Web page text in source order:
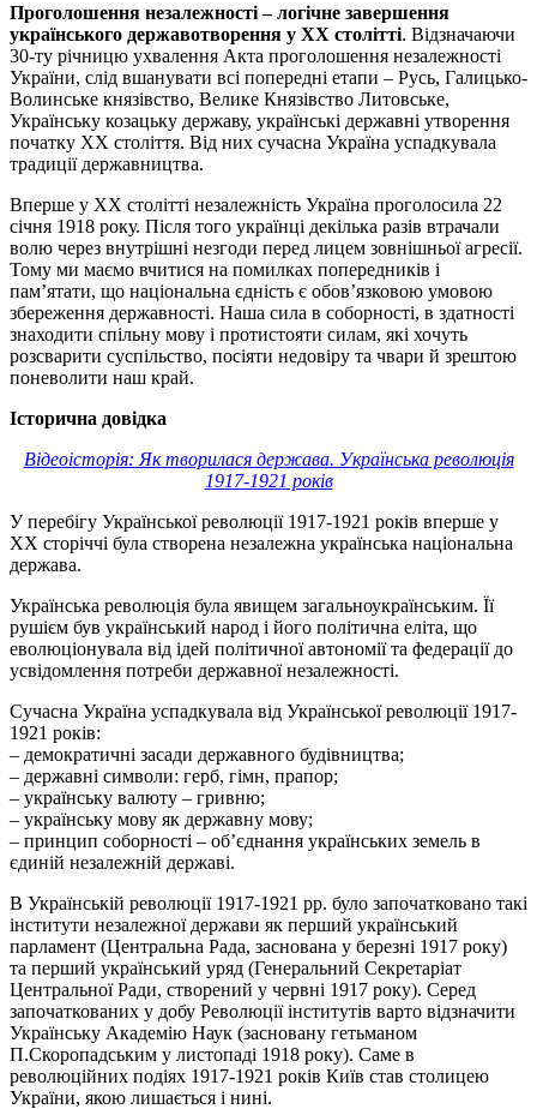
Проголошення незалежності – логічне завершення
українського державотворення у ХХ столітті. Відзначаючи
30-ту річницю ухвалення Акта проголошення незалежності
України, слід вшанувати всі попередні етапи – Русь, Галицько-
Волинське князівство, Велике Князівство Литовське,
Українську козацьку державу, українські державні утворення
початку ХХ століття. Від них сучасна Україна успадкувала
традиції державництва.
Вперше у ХХ столітті незалежність Україна проголосила 22
січня 1918 року. Після того українці декілька разів втрачали
волю через внутрішні незгоди перед лицем зовнішньої агресії.
Тому ми маємо вчитися на помилках попередників і
пам’ятати, що національна єдність є обов’язковою умовою
збереження державності. Наша сила в соборності, в здатності
знаходити спільну мову і протистояти силам, які хочуть
розсварити суспільство, посіяти недовіру та чвари й зрештою
поневолити наш край.
Історична довідка
Відеоісторія: Як творилася держава. Українська революція
1917-1921 років
У перебігу Української революції 1917-1921 років вперше у
ХХ сторіччі була створена незалежна українська національна
держава.
Українська революція була явищем загальноукраїнським. Її
рушієм був український народ і його політична еліта, що
еволюціонувала від ідей політичної автономії та федерації до
усвідомлення потреби державної незалежності.
Сучасна Україна успадкувала від Української революції 1917-
1921 років:
– демократичні засади державного будівництва;
– державні символи: герб, гімн, прапор;
– українську валюту – гривню;
– українську мову як державну мову;
– принцип соборності – об’єднання українських земель в
єдиній незалежній державі.
В Українській революції 1917-1921 рр. було започатковано такі
інститути незалежної держави як перший український
парламент (Центральна Рада, заснована у березні 1917 року)
та перший український уряд (Генеральний Секретаріат
Центральної Ради, створений у червні 1917 року). Серед
започаткованих у добу Революції інститутів варто відзначити
Українську Академію Наук (засновану гетьманом
П.Скоропадським у листопаді 1918 року). Саме в
революційних подіях 1917-1921 років Київ став столицею
України, якою лишається і нині.